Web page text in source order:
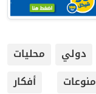
دولي
محليات
منوعات
أفكار